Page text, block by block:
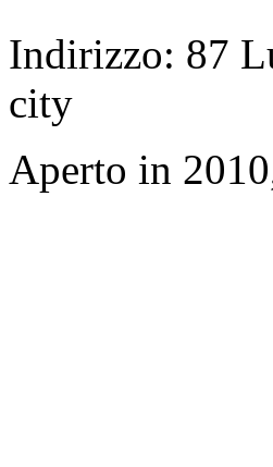
Indirizzo: 87
city
Aperto in